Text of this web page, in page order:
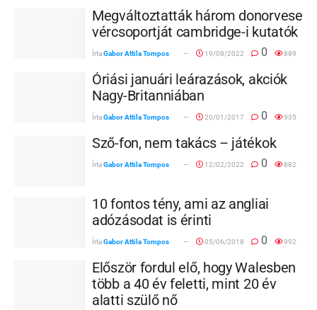
Megváltoztatták három donorvese
vércsoportját cambridge-i kutatók
ÍrtaGabor Attila Tompos 19/08/2022 0 889
Óriási januári leárazások, akciók
Nagy-Britanniában
ÍrtaGabor Attila Tompos 20/01/2017 0 935
Sző-fon, nem takács – játékok
ÍrtaGabor Attila Tompos 12/02/2022 0 882
10 fontos tény, ami az angliai
adózásodat is érinti
ÍrtaGabor Attila Tompos 05/06/2018 0 992
Először fordul elő, hogy Walesben
több a 40 év feletti, mint 20 év
alatti szülő nő